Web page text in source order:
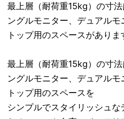
最上層（耐荷重15kg）の寸
ングルモニター、デュアル
トップ用のスペースがありま
最上層（耐荷重15kg）の寸
ングルモニター、デュアル
トップ用のスペースを
シンプルでスタイリッシュ